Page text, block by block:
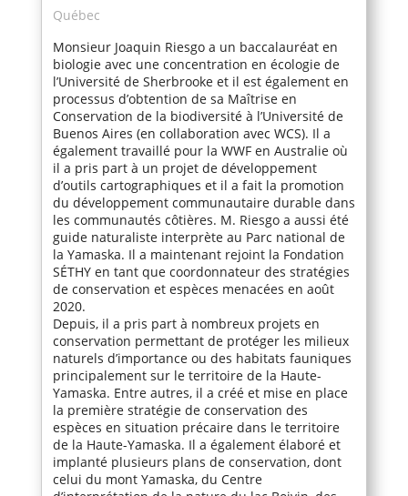
Québec
Monsieur Joaquin Riesgo a un baccalauréat en
biologie avec une concentration en écologie de
l’Université de Sherbrooke et il est également en
processus d’obtention de sa Maîtrise en
Conservation de la biodiversité à l’Université de
Buenos Aires (en collaboration avec WCS). Il a
également travaillé pour la WWF en Australie où
il a pris part à un projet de développement
d’outils cartographiques et il a fait la promotion
du développement communautaire durable dans
les communautés côtières. M. Riesgo a aussi été
guide naturaliste interprète au Parc national de
la Yamaska. Il a maintenant rejoint la Fondation
SÉTHY en tant que coordonnateur des stratégies
de conservation et espèces menacées en août
2020.
Depuis, il a pris part à nombreux projets en
conservation permettant de protéger les milieux
naturels d’importance ou des habitats fauniques
principalement sur le territoire de la Haute-
Yamaska. Entre autres, il a créé et mise en place
la première stratégie de conservation des
espèces en situation précaire dans le territoire
de la Haute-Yamaska. Il a également élaboré et
implanté plusieurs plans de conservation, dont
celui du mont Yamaska, du Centre